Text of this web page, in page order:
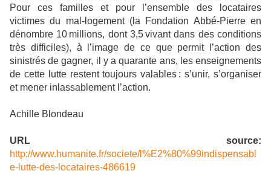
Pour ces familles et pour l’ensemble des locataires
victimes du mal-logement (la Fondation Abbé-Pierre en
dénombre 10 millions, dont 3,5 vivant dans des conditions
très difficiles), à l’image de ce que permit l’action des
sinistrés de gagner, il y a quarante ans, les enseignements
de cette lutte restent toujours valables : s’unir, s’organiser
et mener inlassablement l’action.
Achille Blondeau
URL source:
http://www.humanite.fr/societe/l%E2%80%99indispensabl
e-lutte-des-locataires-486619